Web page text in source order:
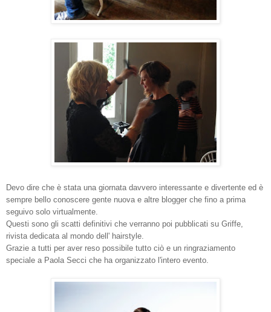
Devo dire che è stata una giornata davvero interessante e divertente ed è
sempre bello conoscere gente nuova e altre blogger che fino a prima
seguivo solo virtualmente.
Questi sono gli scatti definitivi che verranno poi pubblicati su Griffe,
rivista dedicata al mondo dell' hairstyle.
Grazie a tutti per aver reso possibile tutto ciò e un ringraziamento
speciale a Paola Secci che ha organizzato l'intero evento.